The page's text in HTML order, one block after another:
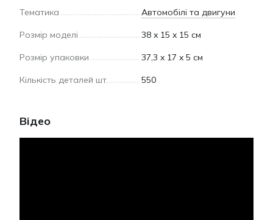
Тематика Автомобілі та двигуни
Розмір моделі 38 x 15 x 15 см
Розмір упаковки 37,3 x 17 x 5 см
Кількість деталей шт. 550
Відео